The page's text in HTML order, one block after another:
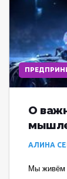
О
АЛИНА
Мы живём